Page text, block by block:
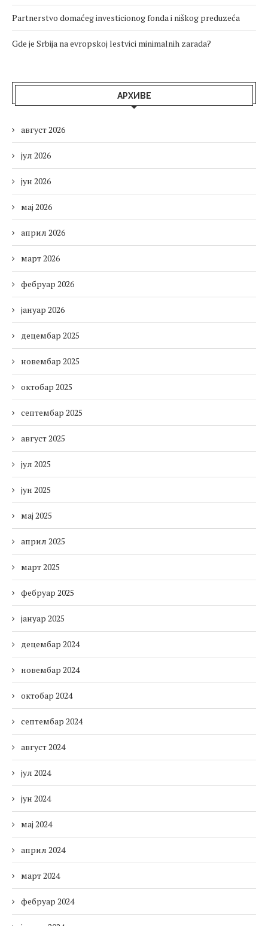
Partnerstvo domaćeg investicionog fonda i niškog preduzeća
Gde je Srbija na evropskoj lestvici minimalnih zarada?
АРХИВЕ
август 2026
јул 2026
јун 2026
мај 2026
април 2026
март 2026
фебруар 2026
јануар 2026
децембар 2025
новембар 2025
октобар 2025
септембар 2025
август 2025
јул 2025
јун 2025
мај 2025
април 2025
март 2025
фебруар 2025
јануар 2025
децембар 2024
новембар 2024
октобар 2024
септембар 2024
август 2024
јул 2024
јун 2024
мај 2024
април 2024
март 2024
фебруар 2024